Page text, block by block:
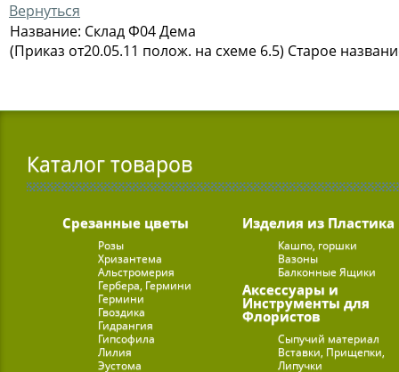
Вернуться
Название: Склад Ф04 Дема
(Приказ от20.05.11 полож. на схеме 6.5) Старое
Каталог товаров
Срезанные цветы
Розы
Хризантема
Альстромерия
Гербера, Гермини
Гермини
Гвоздика
Гидрангия
Гипсофила
Лилия
Эустома
Изделия из Пластика
Кашпо, горшки
Вазоны
Балконные Ящики
Аксессуары и
Инструменты для
Флористов
Сыпучий материал
Вставки, Прищепки,
Липучки